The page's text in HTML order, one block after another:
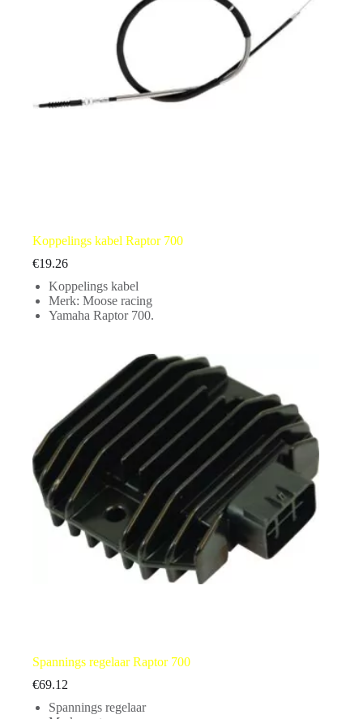
Koppelings kabel Raptor 700
€19.26
Koppelings kabel
Merk: Moose racing
Yamaha Raptor 700.
Spannings regelaar Raptor 700
€69.12
Spannings regelaar